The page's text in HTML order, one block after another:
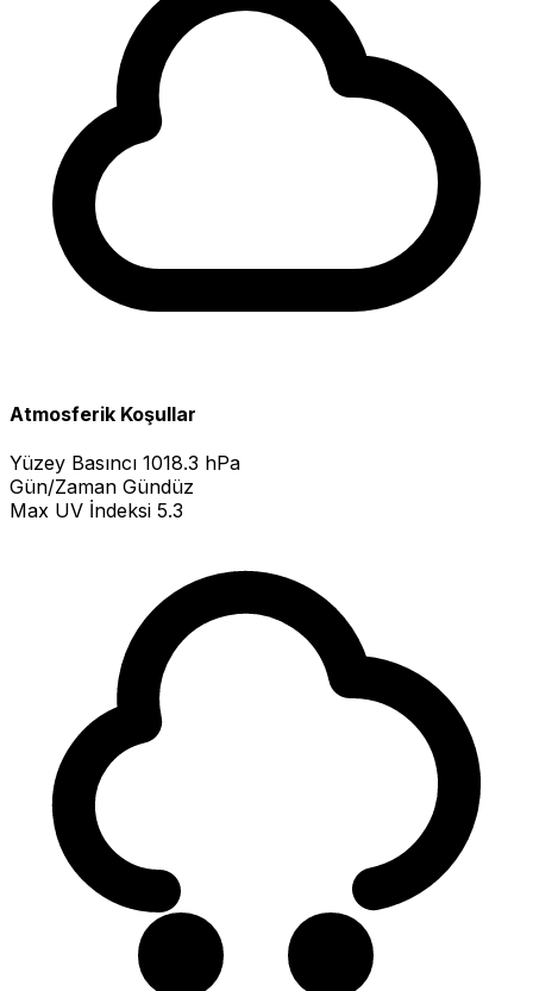
Atmosferik Koşullar
Yüzey Basıncı 1018.3 hPa
Gün/Zaman Gündüz
Max UV İndeksi 5.3